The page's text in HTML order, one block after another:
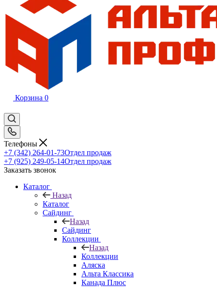
Корзина 0
Телефоны
+7 (342) 264-01-73Отдел продаж
+7 (925) 249-05-14Отдел продаж
Заказать звонок
Каталог
Назад
Каталог
Сайдинг
Назад
Сайдинг
Коллекции
Назад
Коллекции
Аляска
Альта Классика
Канада Плюс